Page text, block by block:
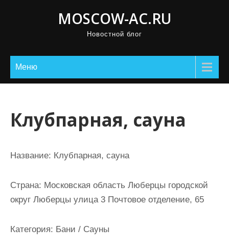
MOSCOW-AC.RU
Новостной блог
Меню
Клубпарная, сауна
Название: Клубпарная, сауна
Страна: Московская область Люберцы городской
округ Люберцы улица 3 Почтовое отделение, 65
Категория: Бани / Сауны